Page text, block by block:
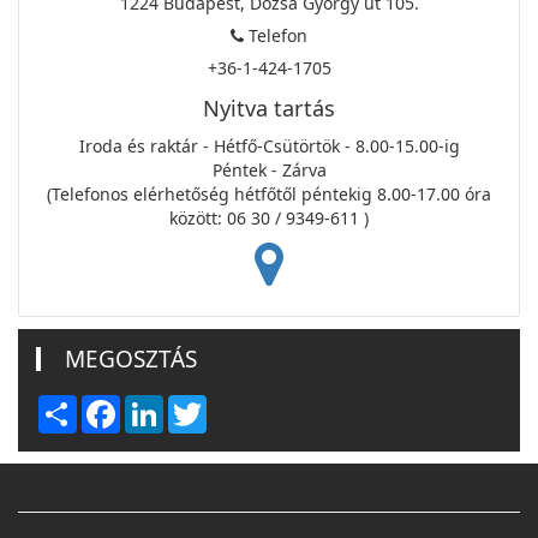
Telefon
+36-1-424-1705
Nyitva tartás
Iroda és raktár - Hétfő-Csütörtök - 8.00-15.00-ig
Péntek - Zárva
(Telefonos elérhetőség hétfőtől péntekig 8.00-17.00 óra
között: 06 30 / 9349-611 )
MEGOSZTÁS
Share FacebookLinkedIn